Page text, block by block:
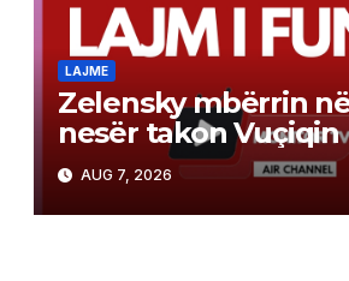
LAJME
Zelensky mbërrin
nesër takon Vuçiqin
AUG 7, 2026